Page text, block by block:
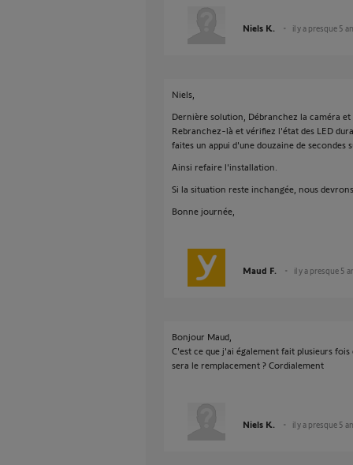
Niels K. il y a presque 5
Niels,
Dernière solution, Débranchez la caméra et
Rebranchez-là et vérifiez l'état des LED
faites un appui d'une douzaine de secondes
Ainsi refaire l'installation.
Si la situation reste inchangée, nous
Bonne journée,
Maud F. il y a presque 5
Bonjour Maud,
C'est ce que j'ai également fait plusieurs
sera le remplacement ? Cordialement
Niels K. il y a presque 5